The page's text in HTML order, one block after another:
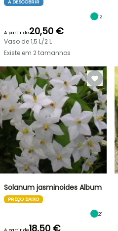
A DESCOBRIR
12
A partir de20,50 €
Vaso de 1,5 L/2 L
Existe em 2 tamanhos
Solanum jasminoides Album
PREÇO BAIXO
21
18,50 €